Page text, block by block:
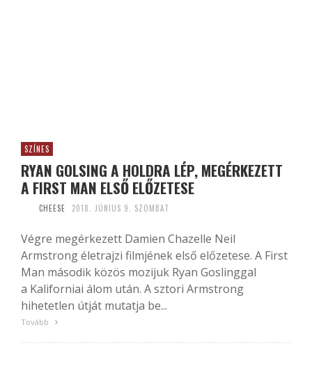
SZÍNES
RYAN GOLSING A HOLDRA LÉP, MEGÉRKEZETT
A FIRST MAN ELSŐ ELŐZETESE
CHEESE 2018. JÚNIUS 9. SZOMBAT
Végre megérkezett Damien Chazelle Neil
Armstrong életrajzi filmjének első előzetese. A First
Man második közös mozijuk Ryan Goslinggal
a Kaliforniai álom után. A sztori Armstrong
hihetetlen útját mutatja be...
Tovább